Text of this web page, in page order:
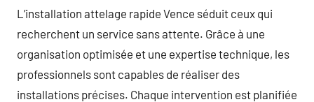
L’installation attelage rapide Vence séduit ceux qui
recherchent un service sans attente. Grâce à une
organisation optimisée et une expertise technique, les
professionnels sont capables de réaliser des
installations précises. Chaque intervention est planifiée